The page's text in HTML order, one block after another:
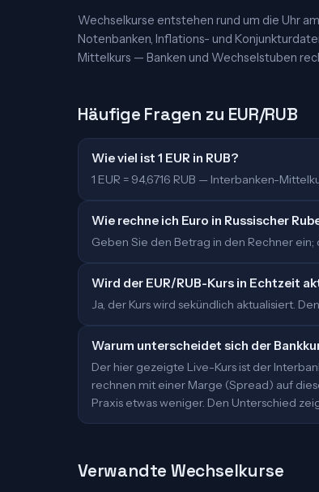
Wechselkurse entstehen rund um die Uhr
Notenbanken, Inflations- und
Mittelkurs — Banken und Wechselstuben
Häufige Fragen zu EUR/RUB
Wie viel ist 1 EUR in RUB?
1 EUR = 94,6716 RUB — Interbanken-
Wie rechne ich Euro in Russischer
Geben Sie den Betrag in den Rechner ein;
Wird der EUR/RUB-Kurs in Echtzeit
Ja, der Kurs wird sekündlich aktualisiert.
Warum unterscheidet sich der
Der hier gezeigte Live-Kurs ist der
rechnen mit einer Marge (Spread) auf
Praxis etwas weniger. Den Unterschied
Verwandte Wechselkurse